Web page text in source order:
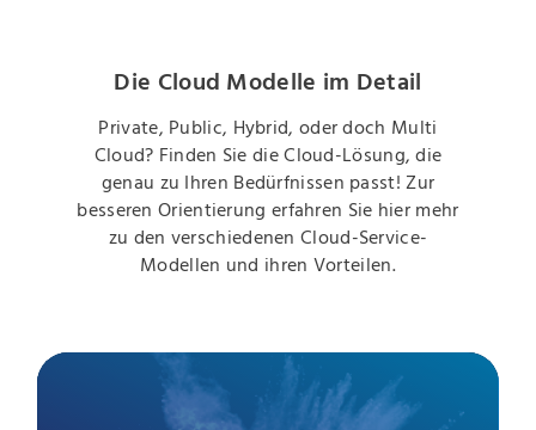
Die Cloud Modelle im Detail
Private, Public, Hybrid, oder doch Multi
Cloud? Finden Sie die Cloud-Lösung, die
genau zu Ihren Bedürfnissen passt! Zur
besseren Orientierung erfahren Sie hier mehr
zu den verschiedenen Cloud-Service-
Modellen und ihren Vorteilen.